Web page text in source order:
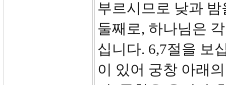
부르시므로 낮과
둘째로, 하나님은
십니다. 6,7절을 보
이 있어 궁창 아래